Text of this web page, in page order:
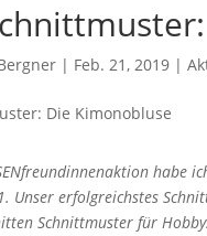
| Feb. 21, 2019 |
habe
Unser erfolgreichstes
Schnittmuster für